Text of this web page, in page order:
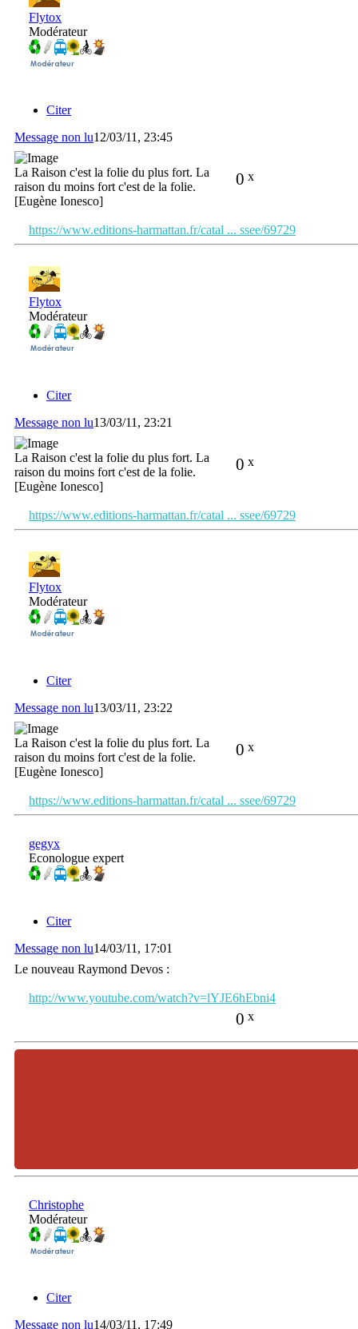
Flytox
Modérateur
Citer
Message non lu12/03/11, 23:45
0 x
La Raison c'est la folie du plus fort. La
raison du moins fort c'est de la folie.
[Eugène Ionesco]
https://www.editions-harmattan.fr/catal ... ssee/69729
Flytox
Modérateur
Citer
Message non lu13/03/11, 23:21
0 x
La Raison c'est la folie du plus fort. La
raison du moins fort c'est de la folie.
[Eugène Ionesco]
https://www.editions-harmattan.fr/catal ... ssee/69729
Flytox
Modérateur
Citer
Message non lu13/03/11, 23:22
0 x
La Raison c'est la folie du plus fort. La
raison du moins fort c'est de la folie.
[Eugène Ionesco]
https://www.editions-harmattan.fr/catal ... ssee/69729
gegyx
Econologue expert
Citer
Message non lu14/03/11, 17:01
Le nouveau Raymond Devos :
http://www.youtube.com/watch?v=lYJE6hEbni4
0 x
Christophe
Modérateur
Citer
Message non lu14/03/11, 17:49